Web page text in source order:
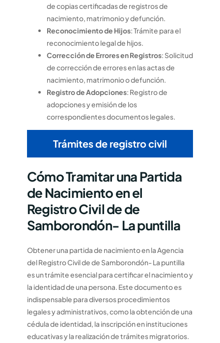
de copias certificadas de registros de
nacimiento, matrimonio y defunción.
Reconocimiento de Hijos: Trámite para el
reconocimiento legal de hijos.
Corrección de Errores en Registros: Solicitud
de corrección de errores en las actas de
nacimiento, matrimonio o defunción.
Registro de Adopciones: Registro de
adopciones y emisión de los
correspondientes documentos legales.
Trámites de registro civil
Cómo Tramitar una Partida
de Nacimiento en el
Registro Civil de de
Samborondón- La puntilla
Obtener una partida de nacimiento en la Agencia
del Registro Civil de de Samborondón- La puntilla
es un trámite esencial para certificar el nacimiento y
la identidad de una persona. Este documento es
indispensable para diversos procedimientos
legales y administrativos, como la obtención de una
cédula de identidad, la inscripción en instituciones
educativas y la realización de trámites migratorios.